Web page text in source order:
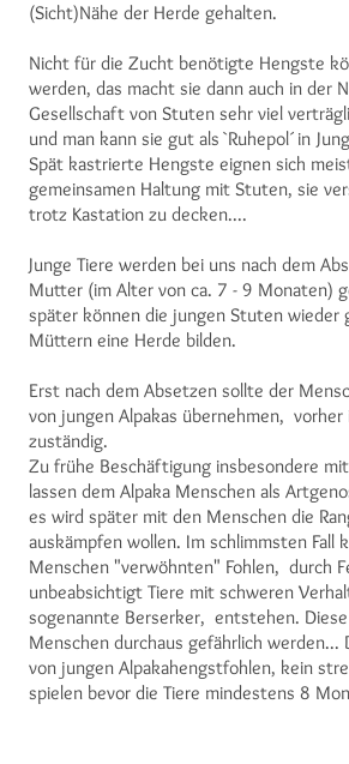
(Sicht)Nähe der Herde gehalten.
Nicht für die Zucht benötigte Hengste
werden, das macht sie dann auch in der
Gesellschaft von Stuten sehr viel
und man kann sie gut als `Ruhepol´ in
Spät kastrierte Hengste eignen sich
gemeinsamen Haltung mit Stuten, sie
trotz Kastation zu decken....
Junge Tiere werden bei uns nach dem
Mutter (im Alter von ca. 7 - 9 Monaten)
später können die jungen Stuten wieder
Müttern eine Herde bilden.
Erst nach dem Absetzen sollte der
von jungen Alpakas übernehmen, vorher
zuständig.
Zu frühe Beschäftigung insbesondere
lassen dem Alpaka Menschen als
es wird später mit den Menschen die
auskämpfen wollen. Im schlimmsten Fall
Menschen "verwöhnten" Fohlen, durch
unbeabsichtigt Tiere mit schweren
sogenannte Berserker, entstehen.
Menschen durchaus gefährlich werden...
von jungen Alpakahengstfohlen, kein
spielen bevor die Tiere mindestens 8